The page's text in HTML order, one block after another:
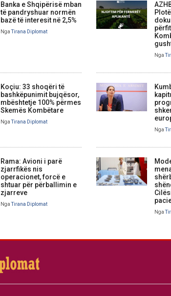
Banka e Shqipërisë mban
të pandryshuar normën
bazë të interesit në 2,5%
NgaTirana Diplomat
Nga
Koçiu: 33 shoqëri të
bashkëpunimit bujqësor,
mbështetje 100% përmes
Skemës Kombëtare
NgaTirana Diplomat
Nga
Rama: Avioni i parë
zjarrfikës nis
operacionet, forcë e
shtuar për përballimin e
zjarreve
NgaTirana Diplomat
Nga